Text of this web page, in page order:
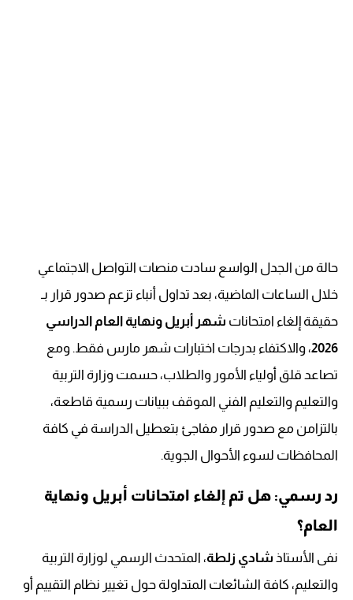
حالة من الجدل الواسع سادت منصات التواصل الاجتماعي
خلال الساعات الماضية، بعد تداول أنباء تزعم صدور قرار بـ
حقيقة إلغاء امتحانات شهر أبريل ونهاية العام الدراسي
2026، والاكتفاء بدرجات اختبارات شهر مارس فقط. ومع
تصاعد قلق أولياء الأمور والطلاب، حسمت وزارة التربية
والتعليم والتعليم الفني الموقف ببيانات رسمية قاطعة،
بالتزامن مع صدور قرار مفاجئ بتعطيل الدراسة في كافة
المحافظات لسوء الأحوال الجوية.
رد رسمي: هل تم إلغاء امتحانات أبريل ونهاية
العام؟
نفى الأستاذ شادي زلطة، المتحدث الرسمي لوزارة التربية
والتعليم، كافة الشائعات المتداولة حول تغيير نظام التقييم أو